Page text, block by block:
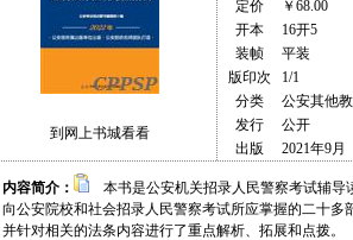
到网上书城看看
定价
￥68.00
开本
16开5
装帧
平装
版印次
1/1
分类
公安其他
发行
公开
出版
2021年9月
内容简介：
本书是公安机关招录人民警察考试辅导
向公安院校和社会招录人民警察考试所应掌握的二十多
并针对相关的法条内容进行了重点解析、拓展和点拨。